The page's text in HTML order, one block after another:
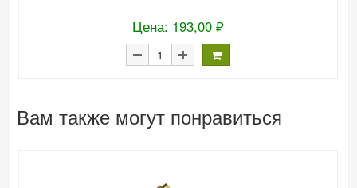
Цена: 193,00 ₽
Вам также могут понравиться